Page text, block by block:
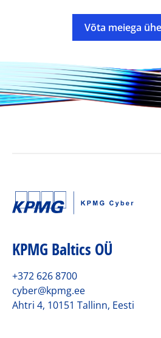
Võta meiega
KPMG Baltics OÜ
+372 626 8700
cyber@kpmg.ee
Ahtri 4, 10151 Tallinn, Eesti